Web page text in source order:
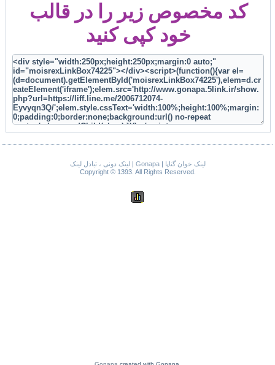
کد مخصوص زیر را در قالب
خود کپی کنید
لینک دونی ، تبادل لینک| Gonapa|
لینک خوان گناپا
Copyright © 1393. All Rights Reserved.